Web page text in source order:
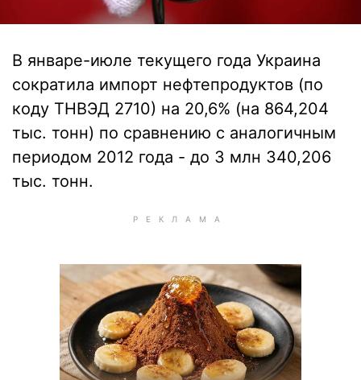
В январе-июле текущего года Украина
сократила импорт нефтепродуктов (по
коду ТНВЭД 2710) на 20,6% (на 864,204
тыс. тонн) по сравнению с аналогичным
периодом 2012 года - до 3 млн 340,206
тыс. тонн.